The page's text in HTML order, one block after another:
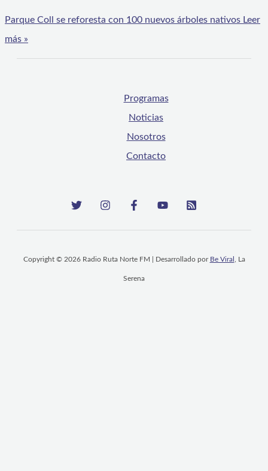
Parque Coll se reforesta con 100 nuevos árboles nativos Leer
más »
Programas
Noticias
Nosotros
Contacto
Copyright © 2026 Radio Ruta Norte FM | Desarrollado por Be Viral , La
Serena